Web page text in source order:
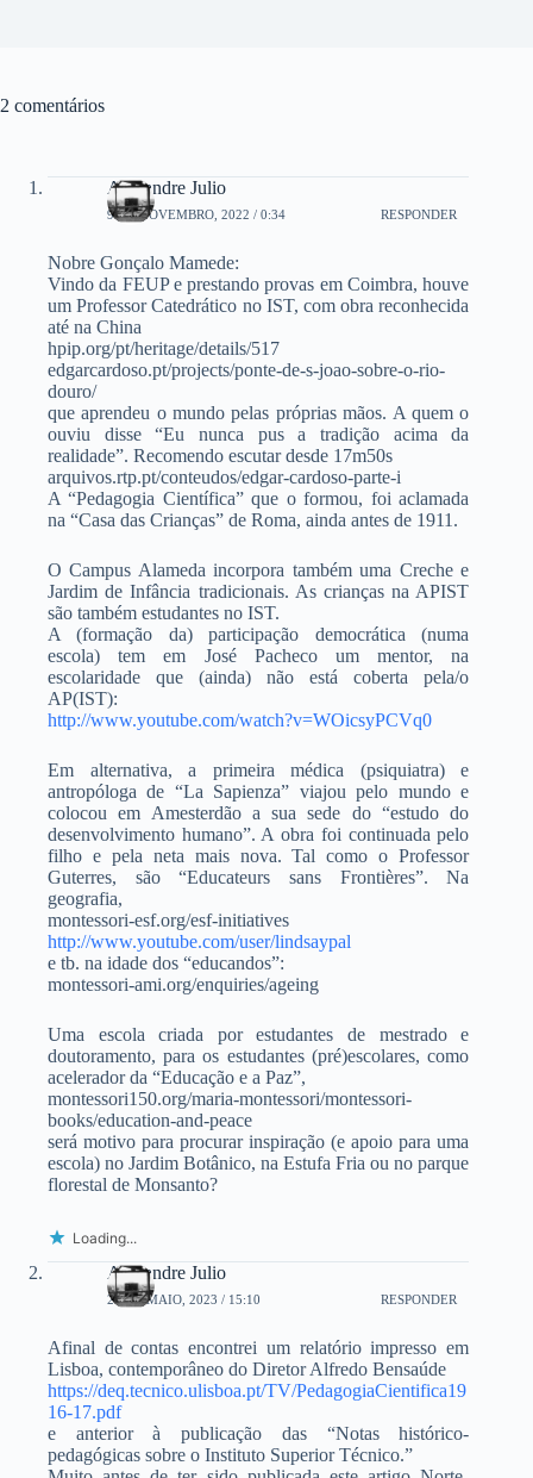
2 comentários
Alexandre Julio
9 DE NOVEMBRO, 2022 / 0:34 RESPONDER
Nobre Gonçalo Mamede:
Vindo da FEUP e prestando provas em Coimbra, houve
um Professor Catedrático no IST, com obra reconhecida
até na China
hpip.org/pt/heritage/details/517
edgarcardoso.pt/projects/ponte-de-s-joao-sobre-o-rio-
douro/
que aprendeu o mundo pelas próprias mãos. A quem o
ouviu disse “Eu nunca pus a tradição acima da
realidade”. Recomendo escutar desde 17m50s
arquivos.rtp.pt/conteudos/edgar-cardoso-parte-i
A “Pedagogia Científica” que o formou, foi aclamada
na “Casa das Crianças” de Roma, ainda antes de 1911.
O Campus Alameda incorpora também uma Creche e
Jardim de Infância tradicionais. As crianças na APIST
são também estudantes no IST.
A (formação da) participação democrática (numa
escola) tem em José Pacheco um mentor, na
escolaridade que (ainda) não está coberta pela/o
AP(IST):
http://www.youtube.com/watch?v=WOicsyPCVq0
Em alternativa, a primeira médica (psiquiatra) e
antropóloga de “La Sapienza” viajou pelo mundo e
colocou em Amesterdão a sua sede do “estudo do
desenvolvimento humano”. A obra foi continuada pelo
filho e pela neta mais nova. Tal como o Professor
Guterres, são “Educateurs sans Frontières”. Na
geografia,
montessori-esf.org/esf-initiatives
http://www.youtube.com/user/lindsaypal
e tb. na idade dos “educandos”:
montessori-ami.org/enquiries/ageing
Uma escola criada por estudantes de mestrado e
doutoramento, para os estudantes (pré)escolares, como
acelerador da “Educação e a Paz”,
montessori150.org/maria-montessori/montessori-
books/education-and-peace
será motivo para procurar inspiração (e apoio para uma
escola) no Jardim Botânico, na Estufa Fria ou no parque
florestal de Monsanto?
Loading...
Alexandre Julio
20 DE MAIO, 2023 / 15:10 RESPONDER
Afinal de contas encontrei um relatório impresso em
Lisboa, contemporâneo do Diretor Alfredo Bensaúde
https://deq.tecnico.ulisboa.pt/TV/PedagogiaCientifica19
16-17.pdf
e anterior à publicação das “Notas histórico-
pedagógicas sobre o Instituto Superior Técnico.”